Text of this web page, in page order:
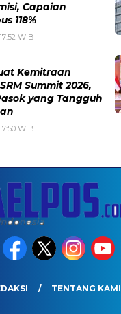
Capaian
118%
WIB
Kemitraan
Summit 2026,
yang Tangguh
WIB
TENTANG KAMI